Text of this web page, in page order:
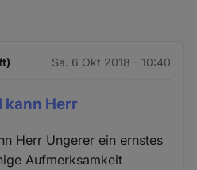
Sa. 6 Okt 2018 - 10:40
kann Herr
Herr Ungerer ein ernstes
Aufmerksamkeit